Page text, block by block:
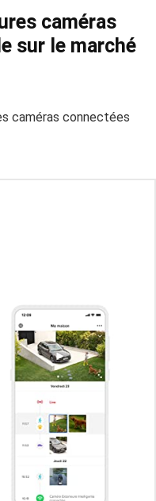
caméras
sur le marché
caméras connectées